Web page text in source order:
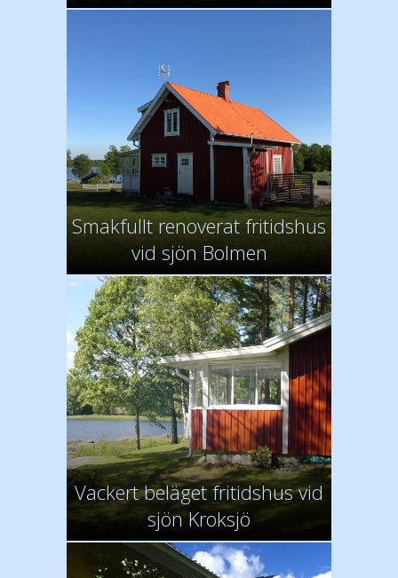
Smakfullt renoverat fritidshus
vid sjön Bolmen
Vackert beläget fritidshus vid
sjön Kroksjö